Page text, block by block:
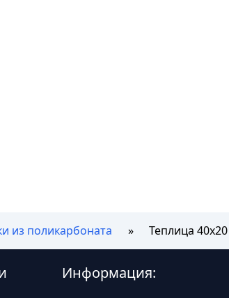
из поликарбоната Теплица
Информация: